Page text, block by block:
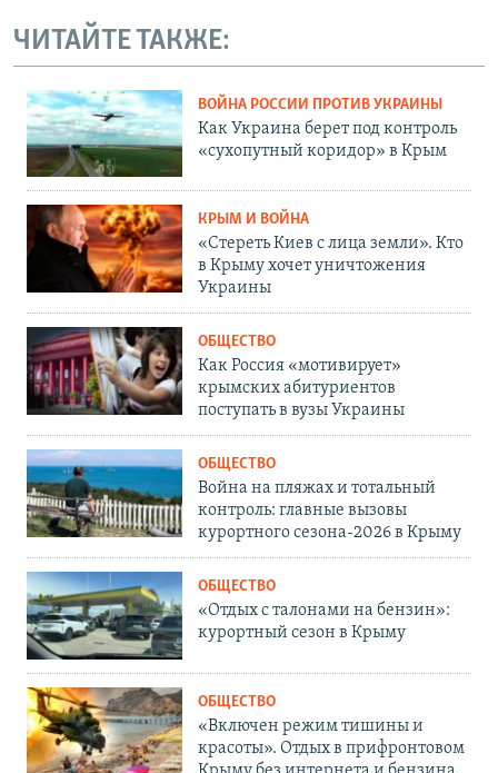
ЧИТАЙТЕ ТАКЖЕ:
ВОЙНА РОССИИ ПРОТИВ УКРАИНЫ
Как Украина берет под контроль
«сухопутный коридор» в Крым
КРЫМ И ВОЙНА
«Стереть Киев с лица земли». Кто
в Крыму хочет уничтожения
Украины
ОБЩЕСТВО
Как Россия «мотивирует»
крымских абитуриентов
поступать в вузы Украины
ОБЩЕСТВО
Война на пляжах и тотальный
контроль: главные вызовы
курортного сезона-2026 в Крыму
ОБЩЕСТВО
«Отдых с талонами на бензин»:
курортный сезон в Крыму
ОБЩЕСТВО
«Включен режим тишины и
красоты». Отдых в прифронтовом